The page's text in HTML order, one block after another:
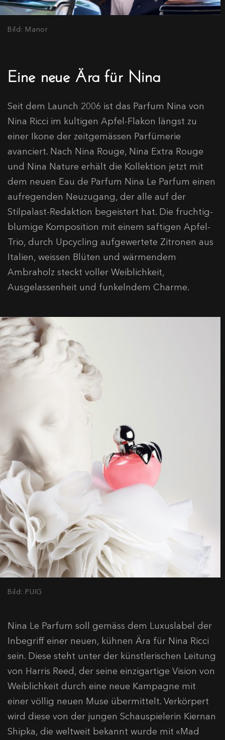
Bild: Manor
Eine neue Ära für Nina
Seit dem Launch 2006 ist das Parfum Nina von
Nina Ricci im kultigen Apfel-Flakon längst zu
einer Ikone der zeitgemässen Parfümerie
avanciert. Nach Nina Rouge, Nina Extra Rouge
und Nina Nature erhält die Kollektion jetzt mit
dem neuen Eau de Parfum Nina Le Parfum einen
aufregenden Neuzugang, der alle auf der
Stilpalast-Redaktion begeistert hat. Die fruchtig-
blumige Komposition mit einem saftigen Apfel-
Trio, durch Upcycling aufgewertete Zitronen aus
Italien, weissen Blüten und wärmendem
Ambraholz steckt voller Weiblichkeit,
Ausgelassenheit und funkelndem Charme.
Bild: PUIG
Nina Le Parfum soll gemäss dem Luxuslabel der
Inbegriff einer neuen, kühnen Ära für Nina Ricci
sein. Diese steht unter der künstlerischen Leitung
von Harris Reed, der seine einzigartige Vision von
Weiblichkeit durch eine neue Kampagne mit
einer völlig neuen Muse übermittelt. Verkörpert
wird diese von der jungen Schauspielerin Kiernan
Shipka, die weltweit bekannt wurde mit «Mad